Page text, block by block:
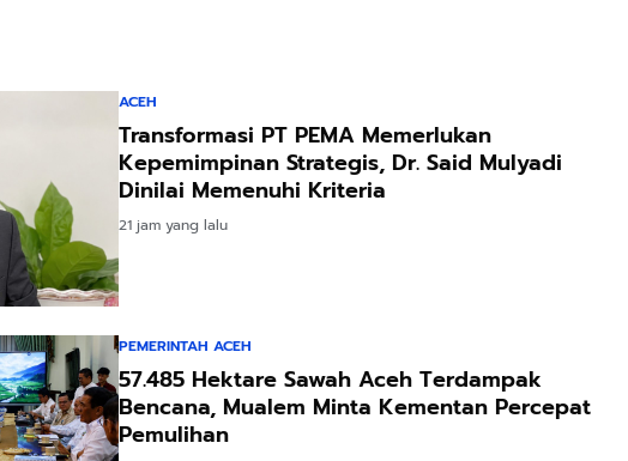
ACEH
Transformasi PT PEMA Memerlukan
Kepemimpinan Strategis, Dr. Said Mulyadi
Dinilai Memenuhi Kriteria
21 jam yang lalu
PEMERINTAH ACEH
57.485 Hektare Sawah Aceh Terdampak
Bencana, Mualem Minta Kementan Percepat
Pemulihan